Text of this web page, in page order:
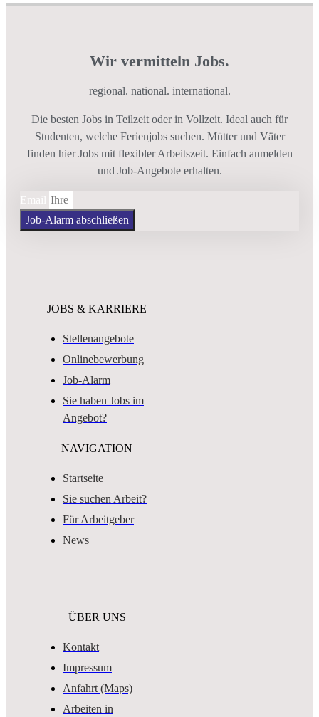
Wir vermitteln Jobs.
regional. national. international.
Die besten Jobs in Teilzeit oder in Vollzeit. Ideal auch für
Studenten, welche Ferienjobs suchen. Mütter und Väter
finden hier Jobs mit flexibler Arbeitszeit. Einfach anmelden
und Job-Angebote erhalten.
Email
Job-Alarm abschließen
JOBS & KARRIERE
Stellenangebote
Onlinebewerbung
Job-Alarm
Sie haben Jobs im
Angebot?
NAVIGATION
Startseite
Sie suchen Arbeit?
Für Arbeitgeber
News
ÜBER UNS
Kontakt
Impressum
Anfahrt (Maps)
Arbeiten in